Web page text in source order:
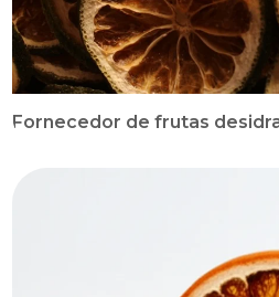
Fornecedor de frutas